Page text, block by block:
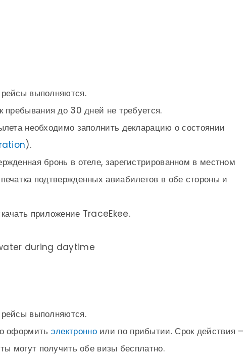
выполняются.
пребывания до 30 дней не требуется.
необходимо заполнить декларацию о состоянии
).
бронь в отеле, зарегистрированном в местном
подтвержденных авиабилетов в обе стороны и
приложение TraceEkee.
выполняются.
оформить электронноили по прибытии. Срок действия –
могут получить обе визы бесплатно.